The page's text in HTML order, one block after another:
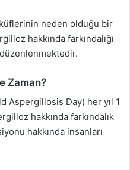
neden olduğu bir
hakkında farkındalığı
Zaman?
Aspergillosis Day) her yıl 1
hakkında farkındalık
hakkında insanları